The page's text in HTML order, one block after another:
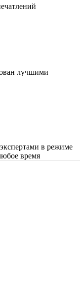
лучшими
в режиме
время